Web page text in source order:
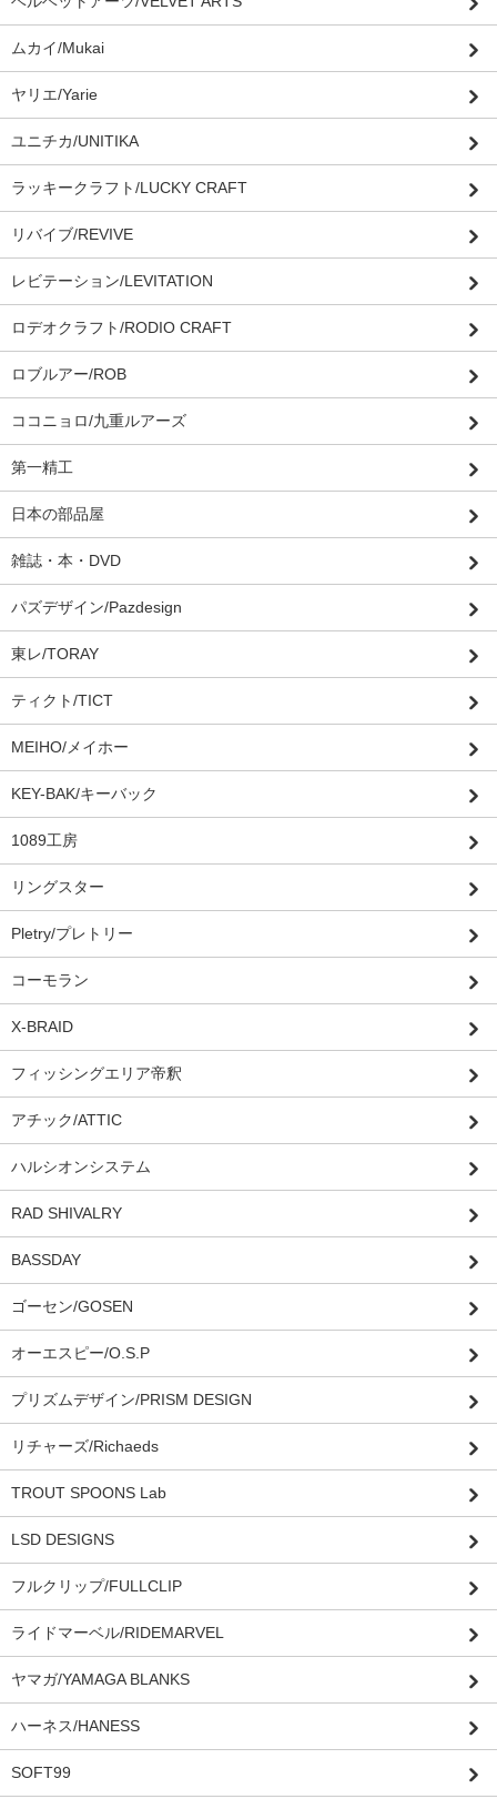
ムカイ/Mukai
ヤリエ/Yarie
ユニチカ/UNITIKA
ラッキークラフト/LUCKY CRAFT
リバイブ/REVIVE
レビテーション/LEVITATION
ロデオクラフト/RODIO CRAFT
ロブルアー/ROB
ココニョロ/九重ルアーズ
第一精工
日本の部品屋
雑誌・本・DVD
パズデザイン/Pazdesign
東レ/TORAY
ティクト/TICT
MEIHO/メイホー
KEY-BAK/キーバック
1089工房
リングスター
Pletry/プレトリー
コーモラン
X-BRAID
フィッシングエリア帝釈
アチック/ATTIC
ハルシオンシステム
RAD SHIVALRY
BASSDAY
ゴーセン/GOSEN
オーエスピー/O.S.P
プリズムデザイン/PRISM DESIGN
リチャーズ/Richaeds
TROUT SPOONS Lab
LSD DESIGNS
フルクリップ/FULLCLIP
ライドマーベル/RIDEMARVEL
ヤマガ/YAMAGA BLANKS
ハーネス/HANESS
SOFT99